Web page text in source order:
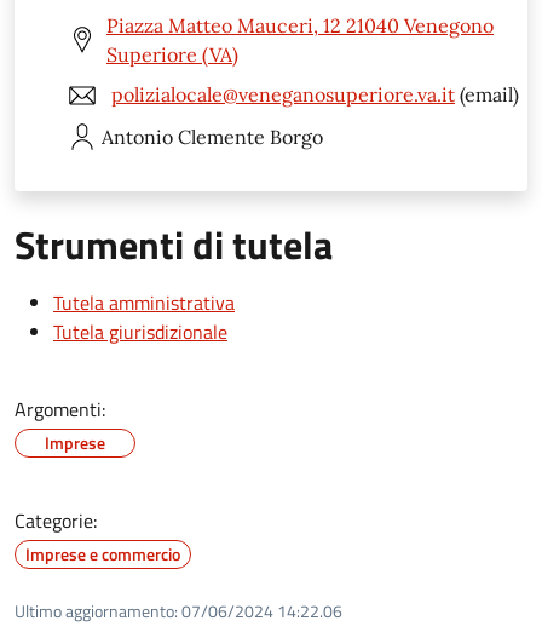
Piazza Matteo Mauceri, 12 21040 Venegono
Superiore (VA)
polizialocale@veneganosuperiore.va.it (email)
Antonio Clemente Borgo
Strumenti di tutela
Tutela amministrativa
Tutela giurisdizionale
Argomenti:
Imprese
Categorie:
Imprese e commercio
Ultimo aggiornamento:07/06/2024 14:22.06